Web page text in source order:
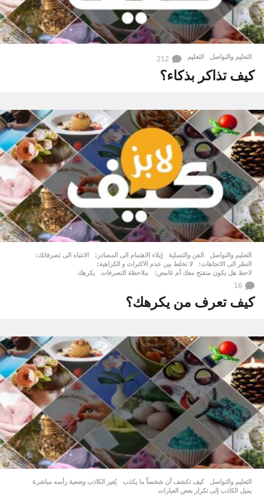
التعليم والتواصل التعليم 212
كيف تذاكر بذكاء؟
التعليم والتواصل ,
الفن والتسلية إيلاء الاهتمام الى المصادر: ,
الانتباه الى تصرفاتك:
النظر الى الاتجاهات:
,
لا تخلط بين عدم الاكتراث و الكراهية:
لاحظ هل يكون منفتح معك أم غامض:
,
ملاحظة التصرفات ,
يكرهك
16
كيف تعرف من يكرهك؟
التعليم والتواصل كيف تكشف أن شخصاً ما يكذب ,
يُغير الكاذب وضعية رأسه مباشرة
يميل الكاذب إلى تكرار بعض العبارات